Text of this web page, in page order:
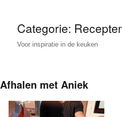
Categorie:
Voor inspiratie in de keuken
Afhalen met Aniek